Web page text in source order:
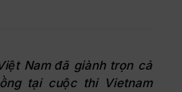
Nam đã giành trọn cả
tại cuộc thi Vietnam